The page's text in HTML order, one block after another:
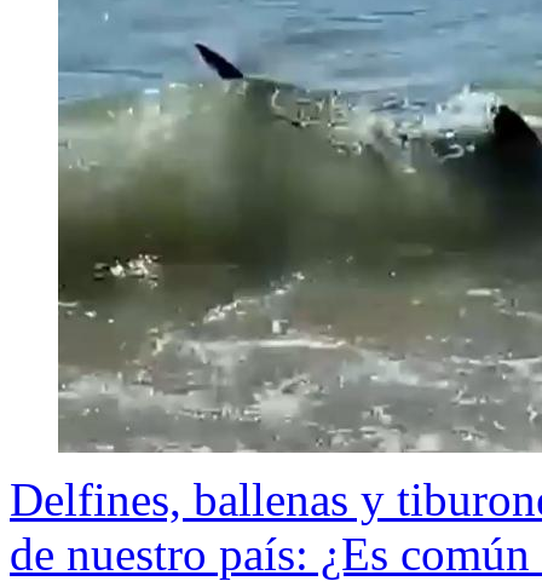
Delfines, ballenas y
de nuestro país: ¿Es